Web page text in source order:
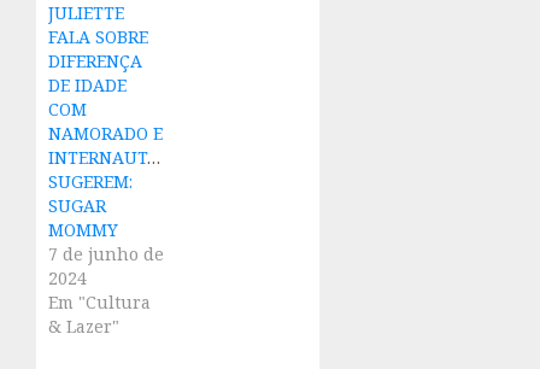
JULIETTE
FALA SOBRE
DIFERENÇA
DE IDADE
COM
NAMORADO E
INTERNAUTAS
SUGEREM:
SUGAR
MOMMY
7 de junho de
2024
Em "Cultura
& Lazer"